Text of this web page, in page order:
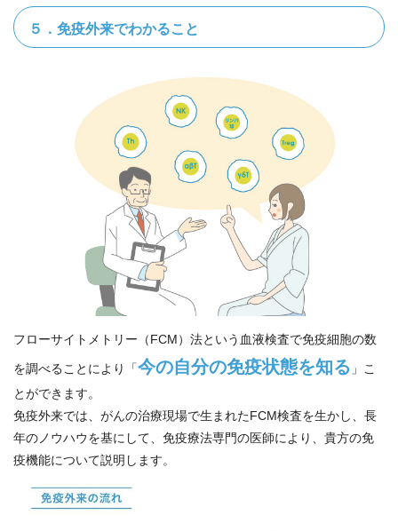
５．免疫外来でわかること
フローサイトメトリー（FCM）法という血液検査で免疫細胞の数
を調べることにより「今の自分の免疫状態を知る 」こ
とができます。
免疫外来では、がんの治療現場で生まれたFCM検査を生かし、長
年のノウハウを基にして、免疫療法専門の医師により、貴方の免
疫機能について説明します。